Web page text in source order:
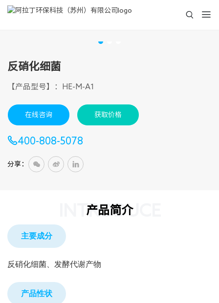
反硝化细菌
【产品型号】：HE-M-A1
在线咨询 获取价格
400-808-5078
分享：
产品简介
INTRODUCE
主要成分
反硝化细菌、发酵代谢产物
产品性状